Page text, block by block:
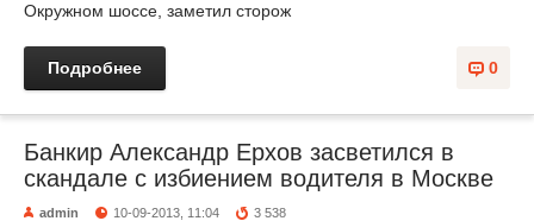
Окружном шоссе, заметил сторож
0
Подробнее
Банкир Александр Ерхов засветился в
скандале с избиением водителя в Москве
admin 10-09-2013, 11:04 3 538